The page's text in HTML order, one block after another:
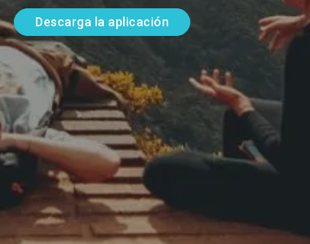
Descarga la aplicación